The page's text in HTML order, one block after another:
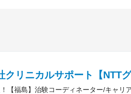
クリニカルサポート【NTTグ
【福島】治験コーディネーター/キャリ